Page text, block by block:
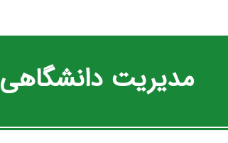
مدیریت دانشگاهی